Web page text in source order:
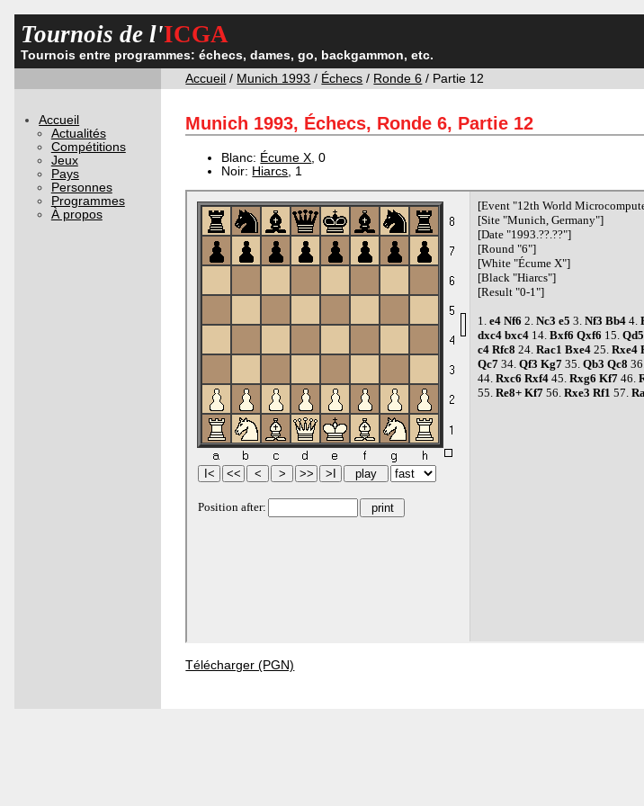
Tournois de l'ICGA
Tournois entre programmes: échecs, dames, go, backgammon, etc.
Accueil / Munich 1993 / Échecs / Ronde 6 / Partie 12
Accueil
Actualités
Compétitions
Jeux
Pays
Personnes
Programmes
À propos
Munich 1993, Échecs, Ronde 6, Partie 12
Blanc: Écume X , 0
Noir: Hiarcs , 1
Télécharger (PGN)